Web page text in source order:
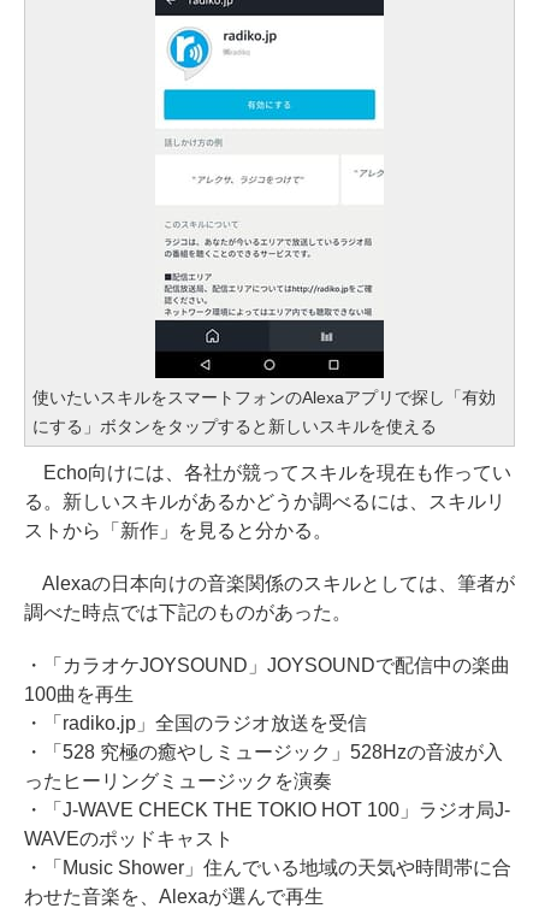
使いたいスキルをスマートフォンのAlexaアプリで探し「有効
にする」ボタンをタップすると新しいスキルを使える
Echo向けには、各社が競ってスキルを現在も作ってい
る。新しいスキルがあるかどうか調べるには、スキルリ
ストから「新作」を見ると分かる。
Alexaの日本向けの音楽関係のスキルとしては、筆者が
調べた時点では下記のものがあった。
・「カラオケJOYSOUND」JOYSOUNDで配信中の楽曲
100曲を再生
・「radiko.jp」全国のラジオ放送を受信
・「528 究極の癒やしミュージック」528Hzの音波が入
ったヒーリングミュージックを演奏
・「J-WAVE CHECK THE TOKIO HOT 100」ラジオ局J-
WAVEのポッドキャスト
・「Music Shower」住んでいる地域の天気や時間帯に合
わせた音楽を、Alexaが選んで再生